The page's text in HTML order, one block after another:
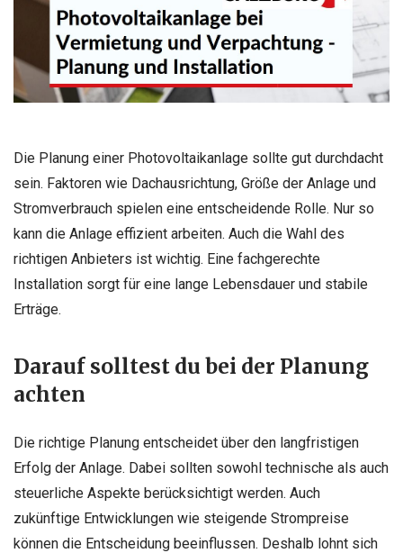
Die Planung einer Photovoltaikanlage sollte gut durchdacht
sein. Faktoren wie Dachausrichtung, Größe der Anlage und
Stromverbrauch spielen eine entscheidende Rolle. Nur so
kann die Anlage effizient arbeiten. Auch die Wahl des
richtigen Anbieters ist wichtig. Eine fachgerechte
Installation sorgt für eine lange Lebensdauer und stabile
Erträge.
Darauf solltest du bei der Planung
achten
Die richtige Planung entscheidet über den langfristigen
Erfolg der Anlage. Dabei sollten sowohl technische als auch
steuerliche Aspekte berücksichtigt werden. Auch
zukünftige Entwicklungen wie steigende Strompreise
können die Entscheidung beeinflussen. Deshalb lohnt sich